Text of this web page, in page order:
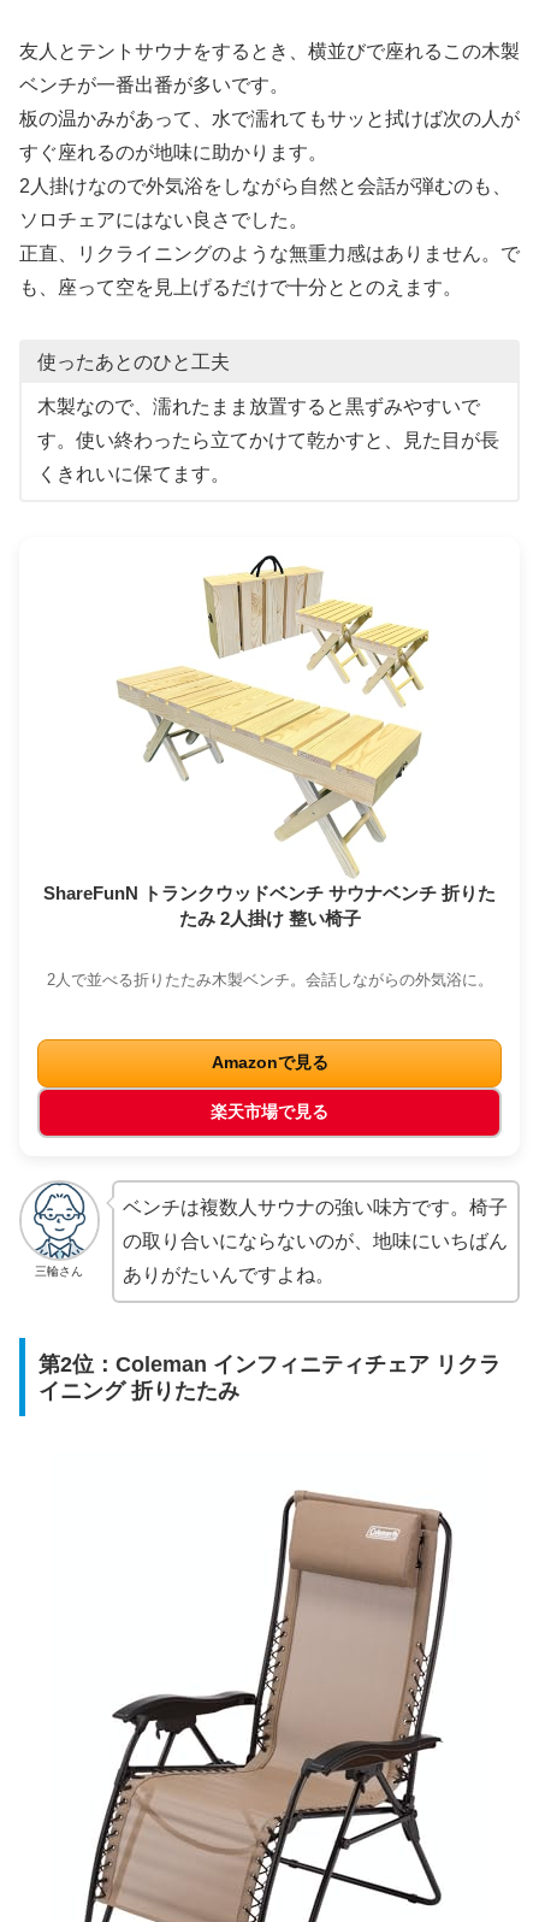
友人とテントサウナをするとき、横並びで座れるこの木製
ベンチが一番出番が多いです。
板の温かみがあって、水で濡れてもサッと拭けば次の人が
すぐ座れるのが地味に助かります。
2人掛けなので外気浴をしながら自然と会話が弾むのも、
ソロチェアにはない良さでした。
正直、リクライニングのような無重力感はありません。で
も、座って空を見上げるだけで十分ととのえます。
使ったあとのひと工夫
木製なので、濡れたまま放置すると黒ずみやすいで
す。使い終わったら立てかけて乾かすと、見た目が長
くきれいに保てます。
ShareFunN トランクウッドベンチ サウナベンチ 折りた
たみ 2人掛け 整い椅子
2人で並べる折りたたみ木製ベンチ。会話しながらの外気浴に。
Amazonで見る
楽天市場で見る
三輪さん
ベンチは複数人サウナの強い味方です。椅子
の取り合いにならないのが、地味にいちばん
ありがたいんですよね。
第2位：Coleman インフィニティチェア リクラ
イニング 折りたたみ